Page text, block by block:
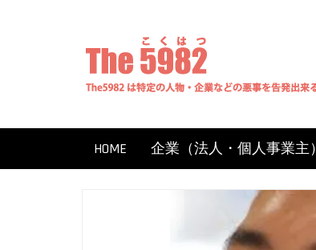
HOME 企業（法人・個人事業主）